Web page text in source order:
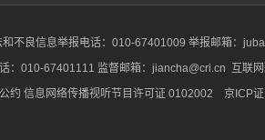
和不良信息举报电话：010-67401009 举报邮箱：
：010-67401111 监督邮箱：jiancha@cri.cn 互联
约 信息网络传播视听节目许可证 0102002 京ICP